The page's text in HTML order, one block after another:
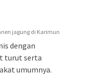
jagung di Karimun
dengan
turut serta
umumnya.